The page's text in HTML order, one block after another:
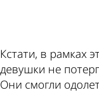
Кстати, в рамках
девушки не
Они смогли